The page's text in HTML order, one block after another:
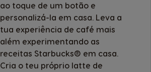
ao toque de um botão e
personalizá-la em casa. Leva a
tua experiência de café mais
além experimentando as
receitas Starbucks® em casa.
Cria o teu próprio latte de